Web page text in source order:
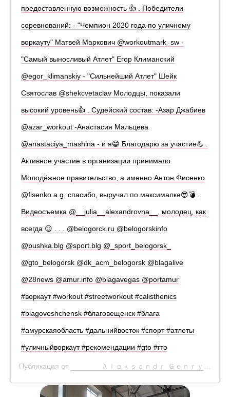
предоставленную возможность 👍 . Победители
соревнований: - "Чемпион 2020 года по уличному
воркауту" Матвей Маркович @workoutmark_sw -
"Самый выносливый Атлет" Егор Климанский
@egor_klimanskiy - "Сильнейший Атлет" Шейк
Святослав @shekcvetaclav Молодцы, показали
высокий уровень👍 . Судейский состав: -Азар Джабиев
@azar_workout -Анастасия Мальцева
@anastaciya_mashina - и я😁 Благодарю за участие💪 .
Активное участие в организации принимало
Молодёжное правительство, а именно Антон Фисенко
@fisenko.a.g, спасибо, выручал по максималке😎💣 .
Видеосъемка @__julia__alexandrovna__, молодец, как
всегда 😌 . . . @belogorck.ru @belogorskinfo
@pushka.blg @sport.blg @_sport_belogorsk_
@gto_belogorsk @dk_acm_belogorsk @blagalive
@28news @amur.info @blagavegas @portamur
#воркаут #workout #streetworkout #calisthenics
#blagoveshchensk #благовещенск #блага
#амурскаяобласть #дальнийвосток #спорт #атлеты
#уличныйворкаут #рекомендации #gto #гто
Публикация от ⠀⠀⠀⠀⠀⠀Ａｌｅｋｓａｎｄｒ Ｇｅｎｒｙ